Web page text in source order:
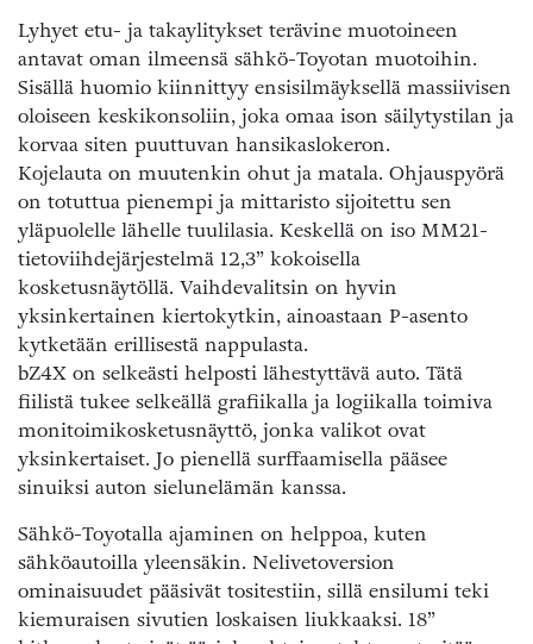
Lyhyet etu- ja takaylitykset terävine muotoineen
antavat oman ilmeensä sähkö-Toyotan muotoihin.
Sisällä huomio kiinnittyy ensisilmäyksellä massiivisen
oloiseen keskikonsoliin, joka omaa ison säilytystilan ja
korvaa siten puuttuvan hansikaslokeron.
Kojelauta on muutenkin ohut ja matala. Ohjauspyörä
on totuttua pienempi ja mittaristo sijoitettu sen
yläpuolelle lähelle tuulilasia. Keskellä on iso MM21-
tietoviihdejärjestelmä 12,3” kokoisella
kosketusnäytöllä. Vaihdevalitsin on hyvin
yksinkertainen kiertokytkin, ainoastaan P-asento
kytketään erillisestä nappulasta.
bZ4X on selkeästi helposti lähestyttävä auto. Tätä
fiilistä tukee selkeällä grafiikalla ja logiikalla toimiva
monitoimikosketusnäyttö, jonka valikot ovat
yksinkertaiset. Jo pienellä surffaamisella pääsee
sinuiksi auton sielunelämän kanssa.
Sähkö-Toyotalla ajaminen on helppoa, kuten
sähköautoilla yleensäkin. Nelivetoversion
ominaisuudet pääsivät tositestiin, sillä ensilumi teki
kiemuraisen sivutien loskaisen liukkaaksi. 18”